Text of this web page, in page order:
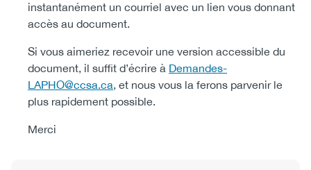
instantanément un courriel avec un lien vous donnant
accès au document.
Si vous aimeriez recevoir une version accessible du
document, il suffit d’écrire à Demandes-
LAPHO@ccsa.ca, et nous vous la ferons parvenir le
plus rapidement possible.
Merci